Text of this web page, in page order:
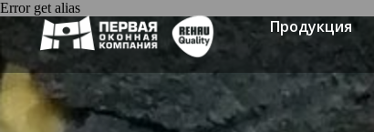
Продукция
Error get alias